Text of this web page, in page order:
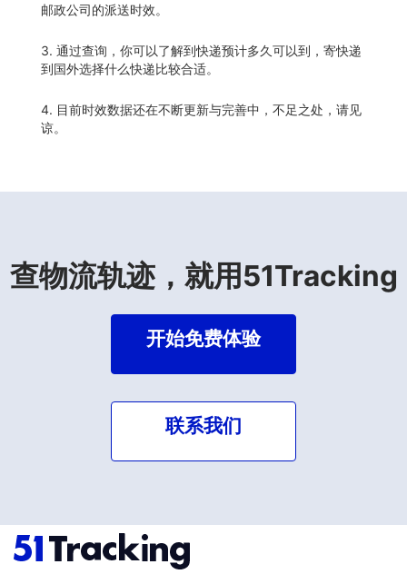
邮政公司的派送时效。
3. 通过查询，你可以了解到快递预计多久可以到，寄快递
到国外选择什么快递比较合适。
4. 目前时效数据还在不断更新与完善中，不足之处，请见
谅。
查物流轨迹，就用51Tracking
开始免费体验
联系我们